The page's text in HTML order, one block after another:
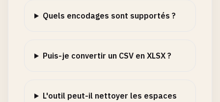
Quels encodages sont supportés ?
Puis-je convertir un CSV en XLSX ?
L'outil peut-il nettoyer les espaces